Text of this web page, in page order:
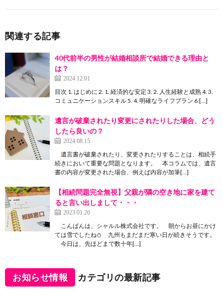
関連する記事
40代前半の男性が結婚相談所で結婚できる理由と
は？
2024.12.01
目次 1. はじめに 2. 1. 経済的な安定 3. 2. 人生経験と成熟 4. 3.
コミュニケーションスキル 5. 4. 明確なライフプラン 6.[…]
遺言が破棄されたり変更にされたりした場合、どう
したら良いの？
2024.08.15
遺言書が破棄されたり、変更されたりすることは、相続手
続きにおいて重要な問題となります。 本コラムでは、遺言
書の内容が変更された場合、例えば内容が加筆[…]
【相続問題完全無視】父親が隣の空き地に家を建て
ると言い出しまして・・・
2023.01.26
こんばんは、シャルル株式会社です。 朝からお昼にかけ
ては雪でしたね⛄ 九州もまだまだ寒い日が続きそうです。
今日は、先ほどまで数十年[…]
お知らせ情報 カテゴリの最新記事